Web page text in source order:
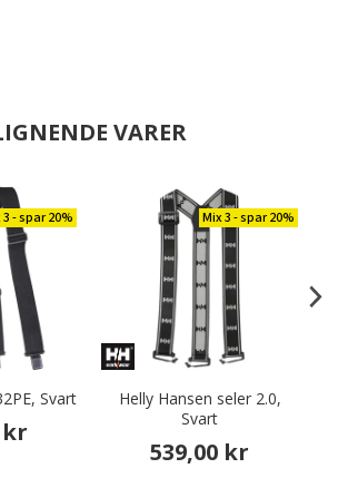
VARER
3 - spar 20%
Svart
kr
Mix 3 - spar 20%
Helly Hansen seler 2.0,
Svart
539,00 kr